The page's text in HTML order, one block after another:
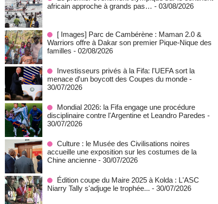
africain approche à grands pas… - 03/08/2026
[ Images] Parc de Cambérène : Maman 2.0 &
Warriors offre à Dakar son premier Pique-Nique des
familles - 02/08/2026
Investisseurs privés à la Fifa: l'UEFA sort la
menace d'un boycott des Coupes du monde -
30/07/2026
Mondial 2026: la Fifa engage une procédure
disciplinaire contre l'Argentine et Leandro Paredes -
30/07/2026
Culture : le Musée des Civilisations noires
accueille une exposition sur les costumes de la
Chine ancienne - 30/07/2026
Édition coupe du Maire 2025 à Kolda : L'ASC
Niarry Tally s'adjuge le trophée... - 30/07/2026